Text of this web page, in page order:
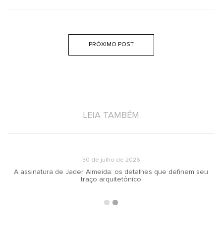
PRÓXIMO POST
LEIA TAMBÉM
30 de julho de 2026
A assinatura de Jader Almeida: os detalhes que definem seu
traço arquitetônico